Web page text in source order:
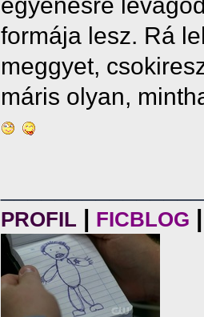
formája lesz. Rá
meggyet,
máris olyan,
PROFIL | FICBLOG |